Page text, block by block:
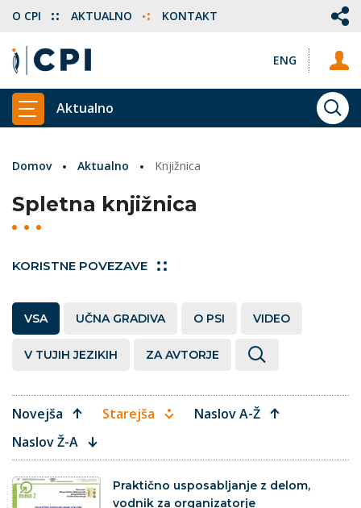
ENG
O CPI AKTUALNO KONTAKT
PRIKAŽI GLAVNI MENI
Aktualno
Domov Aktualno Knjižnica
Spletna knjižnica
KORISTNE POVEZAVE
VSA UČNA GRADIVA O PSI VIDEO
V TUJIH JEZIKIH ZA AVTORJE
Novejša Starejša
Naslov A-Ž
Naslov Ž-A
dokument
Praktično usposabljanje z delom,
vodnik za organizatorje